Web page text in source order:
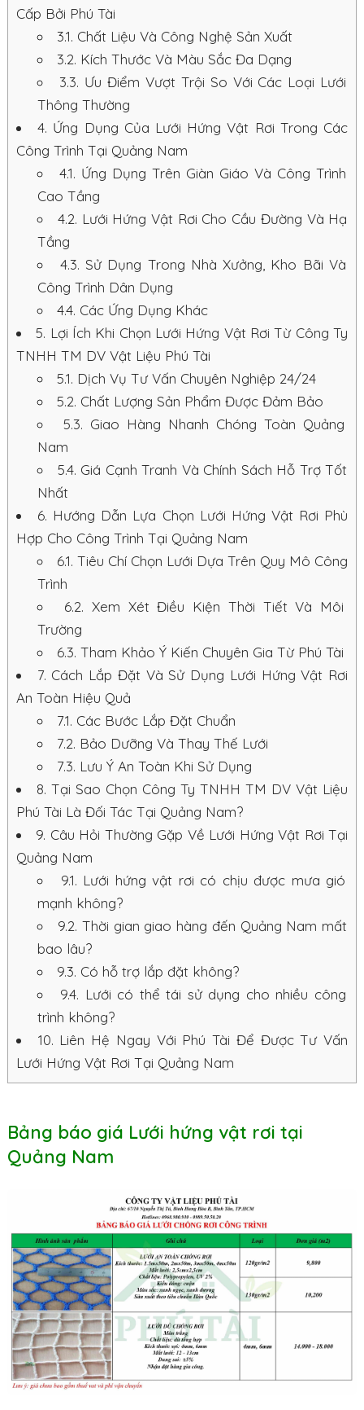
Cấp Bởi Phú Tài
3.1. Chất Liệu Và Công Nghệ Sản Xuất
3.2. Kích Thước Và Màu Sắc Đa Dạng
3.3. Ưu Điểm Vượt Trội So Với Các Loại Lưới
Thông Thường
4. Ứng Dụng Của Lưới Hứng Vật Rơi Trong Các
Công Trình Tại Quảng Nam
4.1. Ứng Dụng Trên Giàn Giáo Và Công Trình
Cao Tầng
4.2. Lưới Hứng Vật Rơi Cho Cầu Đường Và Hạ
Tầng
4.3. Sử Dụng Trong Nhà Xưởng, Kho Bãi Và
Công Trình Dân Dụng
4.4. Các Ứng Dụng Khác
5. Lợi Ích Khi Chọn Lưới Hứng Vật Rơi Từ Công Ty
TNHH TM DV Vật Liệu Phú Tài
5.1. Dịch Vụ Tư Vấn Chuyên Nghiệp 24/24
5.2. Chất Lượng Sản Phẩm Được Đảm Bảo
5.3. Giao Hàng Nhanh Chóng Toàn Quảng
Nam
5.4. Giá Cạnh Tranh Và Chính Sách Hỗ Trợ Tốt
Nhất
6. Hướng Dẫn Lựa Chọn Lưới Hứng Vật Rơi Phù
Hợp Cho Công Trình Tại Quảng Nam
6.1. Tiêu Chí Chọn Lưới Dựa Trên Quy Mô Công
Trình
6.2. Xem Xét Điều Kiện Thời Tiết Và Môi
Trường
6.3. Tham Khảo Ý Kiến Chuyên Gia Từ Phú Tài
7. Cách Lắp Đặt Và Sử Dụng Lưới Hứng Vật Rơi
An Toàn Hiệu Quả
7.1. Các Bước Lắp Đặt Chuẩn
7.2. Bảo Dưỡng Và Thay Thế Lưới
7.3. Lưu Ý An Toàn Khi Sử Dụng
8. Tại Sao Chọn Công Ty TNHH TM DV Vật Liệu
Phú Tài Là Đối Tác Tại Quảng Nam?
9. Câu Hỏi Thường Gặp Về Lưới Hứng Vật Rơi Tại
Quảng Nam
9.1. Lưới hứng vật rơi có chịu được mưa gió
mạnh không?
9.2. Thời gian giao hàng đến Quảng Nam mất
bao lâu?
9.3. Có hỗ trợ lắp đặt không?
9.4. Lưới có thể tái sử dụng cho nhiều công
trình không?
10. Liên Hệ Ngay Với Phú Tài Để Được Tư Vấn
Lưới Hứng Vật Rơi Tại Quảng Nam
Bảng báo giá Lưới hứng vật rơi tại
Quảng Nam